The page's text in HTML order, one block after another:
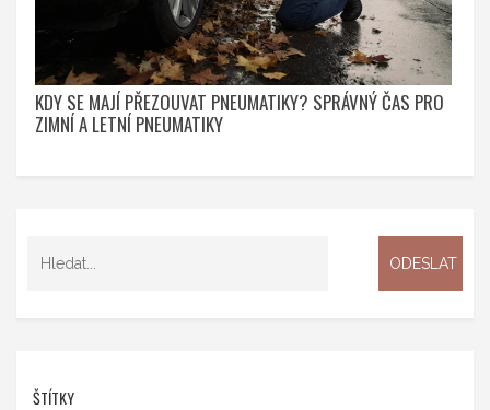
KDY SE MAJÍ PŘEZOUVAT PNEUMATIKY? SPRÁVNÝ ČAS PRO
ZIMNÍ A LETNÍ PNEUMATIKY
ŠTÍTKY